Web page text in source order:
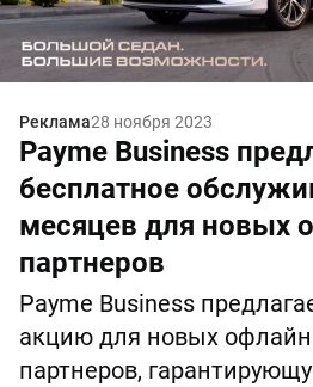
Реклама28 ноября 2023
Payme Business
бесплатное
месяцев для новых
партнеров
Payme Business
акцию для новых офлайн
партнеров,